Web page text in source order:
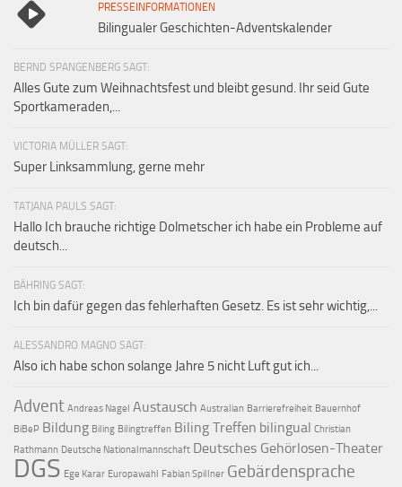
PRESSEINFORMATIONEN
Bilingualer Geschichten-Adventskalender
BERND SPANGENBERG SAGT:
Alles Gute zum Weihnachtsfest und bleibt gesund. Ihr seid Gute
Sportkameraden,...
VICTORIA MÜLLER SAGT:
Super Linksammlung, gerne mehr
TATJANA PAULS SAGT:
Hallo Ich brauche richtige Dolmetscher ich habe ein Probleme auf
deutsch...
BÄHRING SAGT:
Ich bin dafür gegen das fehlerhaften Gesetz. Es ist sehr wichtig,...
ALESSANDRO MAGNO SAGT:
Also ich habe schon solange Jahre 5 nicht Luft gut ich...
Advent Andreas Nagel Austausch Australian Barrierefreiheit Bauernhof
BiBeP Bildung Biling Bilingtreffen Biling Treffen bilingual Christian
Rathmann Deutsche Nationalmannschaft Deutsches Gehörlosen-Theater
DGS Ege Karar Europawahl Fabian Spillner Gebärdensprache